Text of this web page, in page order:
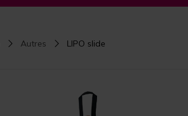
Autres LIPO slide